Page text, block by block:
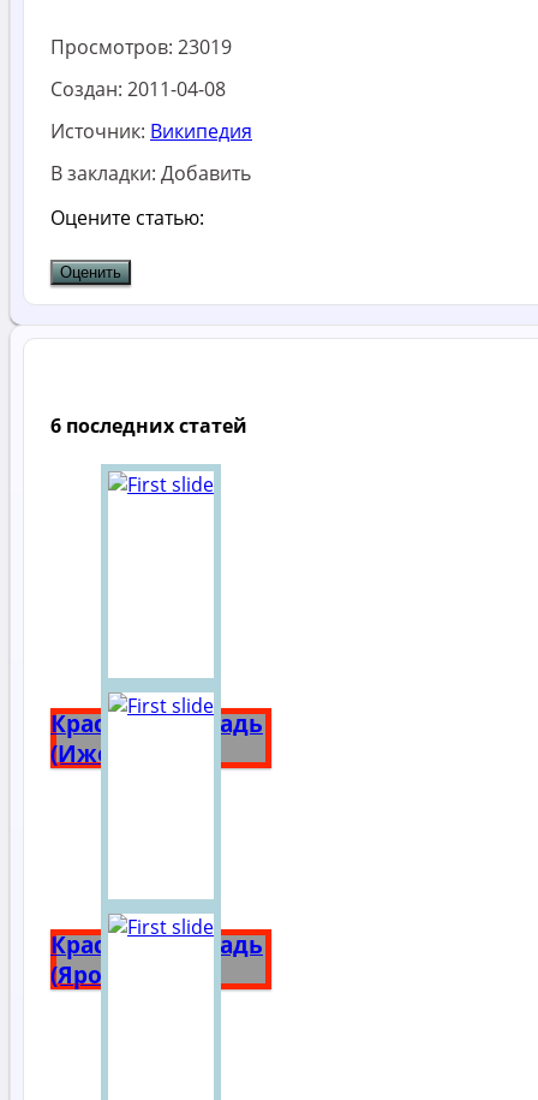
Просмотров: 23019
Создан: 2011-04-08
Источник: Википедия
В закладки: Добавить
Оцените статью:
6 последних статей
Красная площадь
(Ижевск)
Красная площадь
(Ярославль)